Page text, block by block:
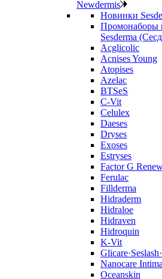
Newdermis
Новинки
Промонаборы
Sesderma
Acglicolic
Acnises Young
Atopises
Azelac
BTSeS
C‑Vit
Celulex
Daeses
Dryses
Exoses
Estryses
Factor G
Ferulac
Fillderma
Hidraderm
Hidraloe
Hidraven
Hidroquin
K-Vit
Nanocare
Oceanskin